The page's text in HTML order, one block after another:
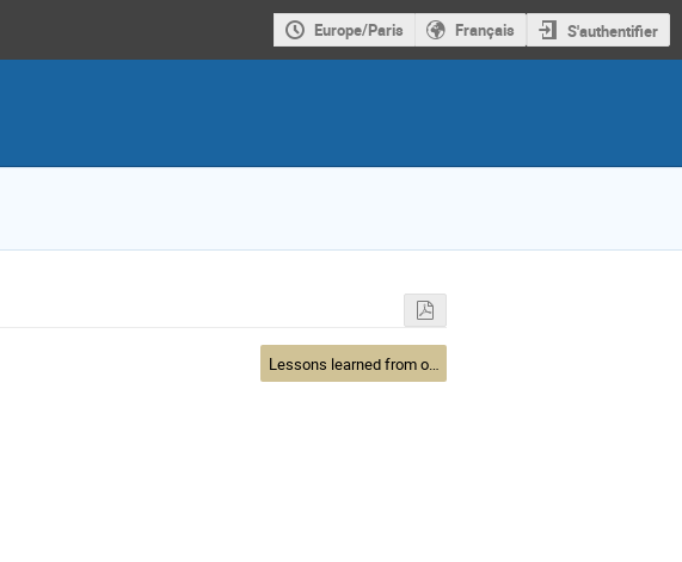
Europe/Paris Français S'authentifier
Lessons learned from other space missions